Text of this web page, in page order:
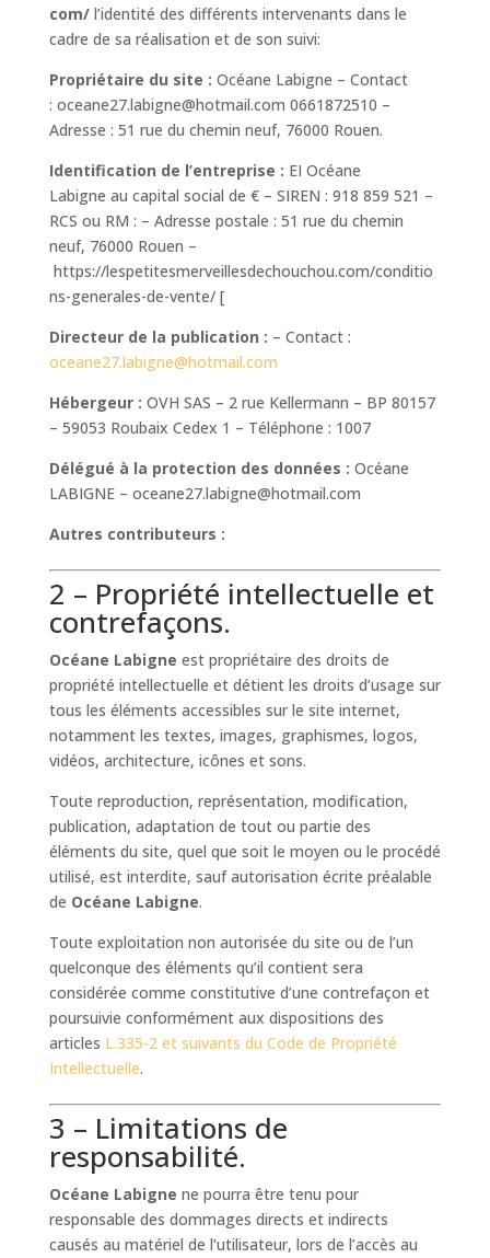
com/ l’identité des différents intervenants dans le
cadre de sa réalisation et de son suivi:
Propriétaire du site : Océane Labigne – Contact
: oceane27.labigne@hotmail.com 0661872510 –
Adresse : 51 rue du chemin neuf, 76000 Rouen.
Identification de l’entreprise : EI Océane
Labigne au capital social de € – SIREN : 918 859 521 –
RCS ou RM : – Adresse postale : 51 rue du chemin
neuf, 76000 Rouen –
https://lespetitesmerveillesdechouchou.com/conditio
ns-generales-de-vente/ [
Directeur de la publication : – Contact :
oceane27.labigne@hotmail.com
Hébergeur : OVH SAS – 2 rue Kellermann – BP 80157
– 59053 Roubaix Cedex 1 – Téléphone : 1007
Délégué à la protection des données : Océane
LABIGNE – oceane27.labigne@hotmail.com
Autres contributeurs :
2 – Propriété intellectuelle et
contrefaçons.
Océane Labigne est propriétaire des droits de
propriété intellectuelle et détient les droits d’usage sur
tous les éléments accessibles sur le site internet,
notamment les textes, images, graphismes, logos,
vidéos, architecture, icônes et sons.
Toute reproduction, représentation, modification,
publication, adaptation de tout ou partie des
éléments du site, quel que soit le moyen ou le procédé
utilisé, est interdite, sauf autorisation écrite préalable
de Océane Labigne.
Toute exploitation non autorisée du site ou de l’un
quelconque des éléments qu’il contient sera
considérée comme constitutive d’une contrefaçon et
poursuivie conformément aux dispositions des
articles L.335-2 et suivants du Code de Propriété
Intellectuelle.
3 – Limitations de
responsabilité.
Océane Labigne ne pourra être tenu pour
responsable des dommages directs et indirects
causés au matériel de l’utilisateur, lors de l’accès au